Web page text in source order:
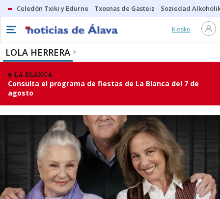
Celedón Txiki y Edurne Txosnas de Gasteiz Soziedad
Kiosko
LOLA HERRERA
LA BLANCA
Consulta el programa de fiestas de La Blanca del 7 de
agosto